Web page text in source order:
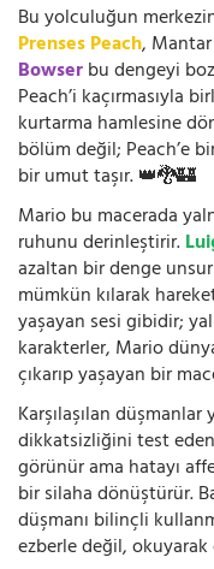
Bu yolculuğun
Prenses Peach, Mantar
Bowserbu dengeyi
Peach’i kaçırmasıyla
kurtarma hamlesine
bölüm değil; Peach’e
bir umut taşır. 👑🐉🏰
Mario bu macerada
ruhunu derinleştirir.
azaltan bir denge
mümkün kılarak
yaşayan sesi gibidir;
karakterler, Mario
çıkarıp yaşayan bir
Karşılaşılan
dikkatsizliğini test eden
görünür ama hatayı
bir silaha dönüştürür.
düşmanı bilinçli
ezberle değil, okuyarak